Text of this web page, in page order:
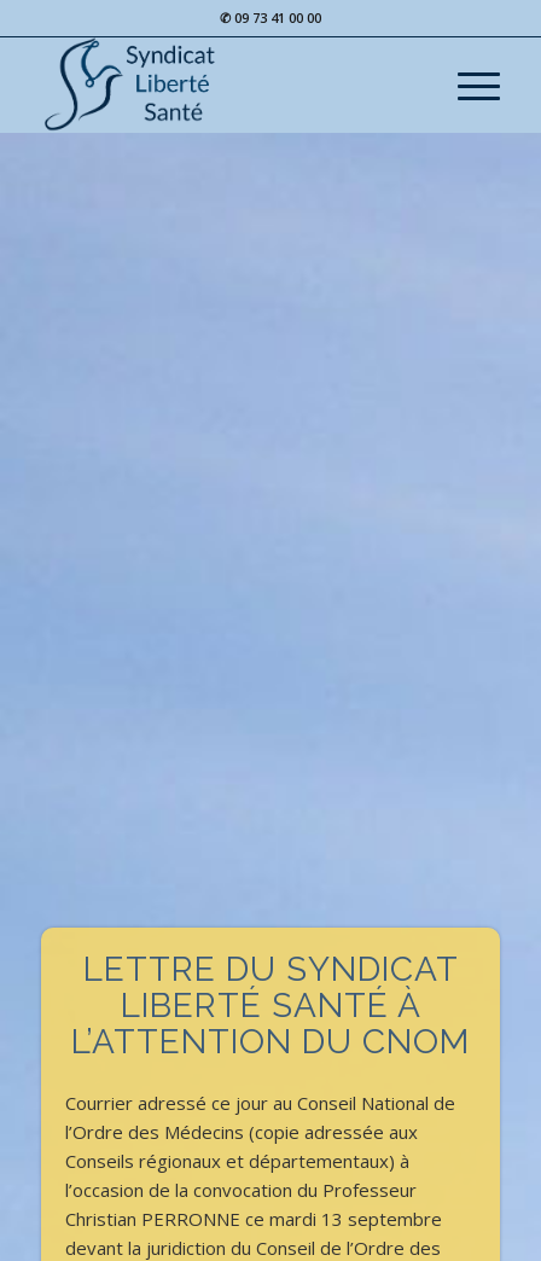
✆ 09 73 41 00 00
LETTRE DU SYNDICAT
LIBERTÉ SANTÉ À
L’ATTENTION DU CNOM
Courrier adressé ce jour au Conseil National de
l’Ordre des Médecins (copie adressée aux
Conseils régionaux et départementaux) à
l’occasion de la convocation du Professeur
Christian PERRONNE ce mardi 13 septembre
devant la juridiction du Conseil de l’Ordre des